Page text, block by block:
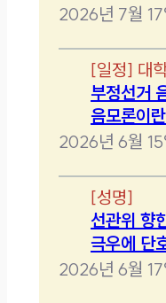
2026년 7월 17
[일정] 대
부정선거
음모론이
2026년 6월 15
[성명]
선관위 향
극우에 단
2026년 6월 17